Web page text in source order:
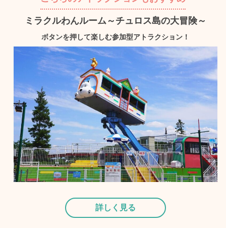
ミラクルわんルーム～チュロス島の大冒険～
ボタンを押して楽しむ参加型アトラクション！
詳しく見る